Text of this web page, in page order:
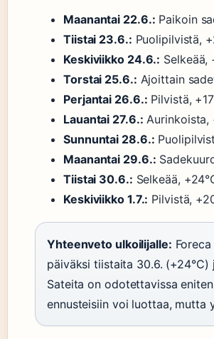
Maanantai 22.6.: Paikoin
Tiistai 23.6.: Puolipilvistä,
Keskiviikko 24.6.: Selkeää,
Torstai 25.6.: Ajoittain
Perjantai 26.6.: Pilvistä,
Lauantai 27.6.: Aurinkoista,
Sunnuntai 28.6.:
Maanantai 29.6.:
Tiistai 30.6.: Selkeää,
Keskiviikko 1.7.: Pilvistä,
Yhteenveto ulkoilijalle:
päiväksi tiistaita 30.6. (+24°C)
Sateita on odotettavissa
ennusteisiin voi luottaa, mutta